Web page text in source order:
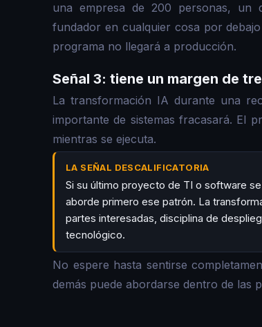
una empresa de 200 personas, un
fundador en cualquier cosa por
programa no llegará a producción.
Señal 3: tiene un margen de
La transformación IA durante una
importante de sistemas fracasará. El
mientras se ejecuta.
LA SEÑAL DESCALIFICATORIA
Si su último proyecto de TI o software
aborde primero ese patrón. La
partes interesadas, disciplina de
tecnológico.
No espere hasta sentirse
demás puede abordarse dentro de las